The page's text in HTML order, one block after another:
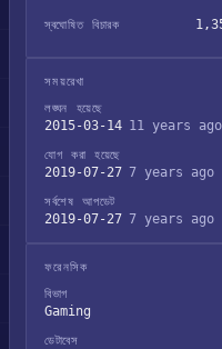
স্বঘোষিত বিচারক
সময়রেখা
লঙ্ঘন হয়েছে
2015-03-14 11 years ago
যোগ করা হয়েছে
2019-07-27 7 years ago
সর্বশেষ আপডেট
2019-07-27 7 years ago
ফরেনসিক
বিভাগ
Gaming
ডেটাবেস